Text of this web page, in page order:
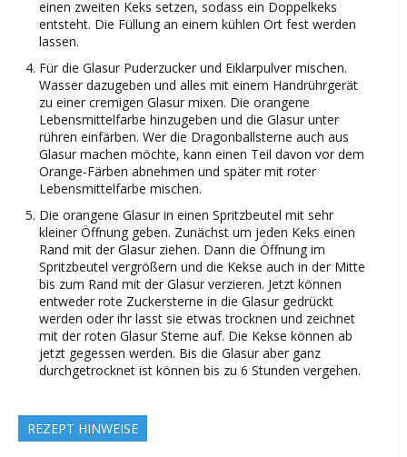
einen zweiten Keks setzen, sodass ein Doppelkeks
entsteht. Die Füllung an einem kühlen Ort fest werden
lassen.
Für die Glasur Puderzucker und Eiklarpulver mischen.
Wasser dazugeben und alles mit einem Handrührgerät
zu einer cremigen Glasur mixen. Die orangene
Lebensmittelfarbe hinzugeben und die Glasur unter
rühren einfärben. Wer die Dragonballsterne auch aus
Glasur machen möchte, kann einen Teil davon vor dem
Orange-Färben abnehmen und später mit roter
Lebensmittelfarbe mischen.
Die orangene Glasur in einen Spritzbeutel mit sehr
kleiner Öffnung geben. Zunächst um jeden Keks einen
Rand mit der Glasur ziehen. Dann die Öffnung im
Spritzbeutel vergrößern und die Kekse auch in der Mitte
bis zum Rand mit der Glasur verzieren. Jetzt können
entweder rote Zuckersterne in die Glasur gedrückt
werden oder ihr lasst sie etwas trocknen und zeichnet
mit der roten Glasur Sterne auf. Die Kekse können ab
jetzt gegessen werden. Bis die Glasur aber ganz
durchgetrocknet ist können bis zu 6 Stunden vergehen.
REZEPT HINWEISE